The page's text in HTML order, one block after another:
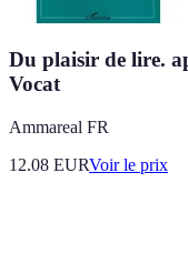
Du plaisir de lire.
Vocat
Ammareal FR
12.08 EURVoir le prix